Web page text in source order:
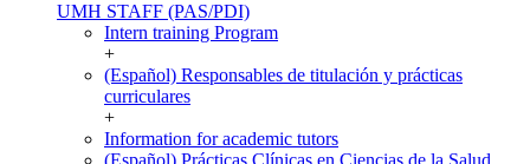
UMH STAFF (PAS/PDI)
Intern training Program
+
(Español) Responsables de titulación y prácticas
curriculares
+
Information for academic tutors
(Español) Prácticas Clínicas en Ciencias de la Salud